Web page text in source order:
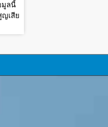
มูลนี้
ญเสีย